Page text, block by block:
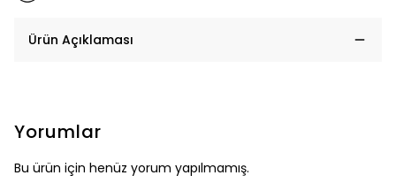
Ürün Açıklaması
Yorumlar
Bu ürün için henüz yorum yapılmamış.